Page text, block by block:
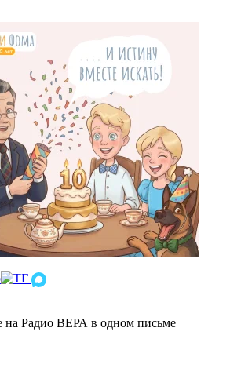
на Радио ВЕРА в одном письме